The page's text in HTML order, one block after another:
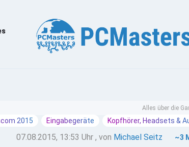
Alles über die
2015 Eingabegeräte Kopfhörer, Headsets &
07.08.2015, 13:53 Uhr , von Michael Seitz ~3